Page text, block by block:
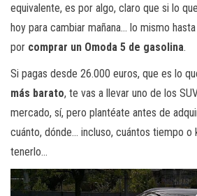
equivalente, es por algo, claro que si lo
hoy para cambiar mañana… lo mismo
por comprar un Omoda 5 de gasolina.
Si pagas desde 26.000 euros, que es lo
más barato, te vas a llevar uno de los
mercado, sí, pero plantéate antes de
cuánto, dónde… incluso, cuántos tiempo o
tenerlo…